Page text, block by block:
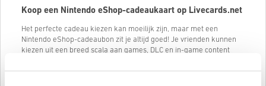
Koop een Nintendo eShop-cadeaukaart op Livecards.net
Het perfecte cadeau kiezen kan moeilijk zijn, maar met een
Nintendo eShop-cadeaubon zit je altijd goed! Je vrienden kunnen
kiezen uit een breed scala aan games, DLC en in-game content